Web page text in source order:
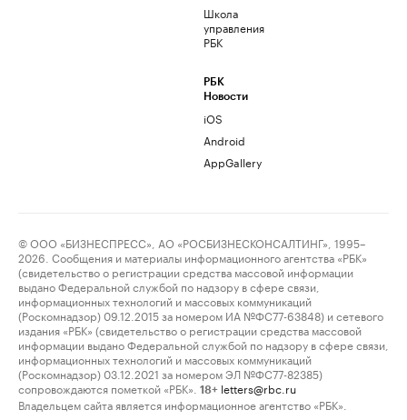
Школа
управления
РБК
РБК
Новости
iOS
Android
AppGallery
© ООО «БИЗНЕСПРЕСС», АО «РОСБИЗНЕСКОНСАЛТИНГ», 1995–
2026. Сообщения и материалы информационного агентства «РБК»
(свидетельство о регистрации средства массовой информации
выдано Федеральной службой по надзору в сфере связи,
информационных технологий и массовых коммуникаций
(Роскомнадзор) 09.12.2015 за номером ИА №ФС77-63848) и сетевого
издания «РБК» (свидетельство о регистрации средства массовой
информации выдано Федеральной службой по надзору в сфере связи,
информационных технологий и массовых коммуникаций
(Роскомнадзор) 03.12.2021 за номером ЭЛ №ФС77-82385)
сопровождаются пометкой «РБК».
18+ letters@rbc.ru
Владельцем сайта является информационное агентство «РБК».